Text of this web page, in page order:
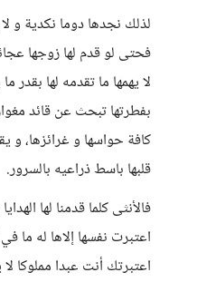
لذلك نجدها دوما نكدية و
فحتى لو قدم لها زوجها
لا يهمها ما تقدمه لها بقدر
بفطرتها تبحث عن قائد
كافة حواسها و غرائزها، و
قلبها باسط ذراعيه بالسرور.
فالأنثى كلما قدمنا لها
اعتبرت نفسها إلاها له ما
اعتبرتك أنت عبدا مملوكا